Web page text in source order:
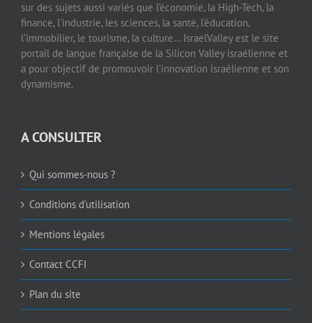
sur des sujets aussi variés que l’économie, la High-Tech, la
finance, l’industrie, les sciences, la santé, l’éducation,
l’immobilier, le tourisme, la culture… IsraelValley est le site
portail de langue française de la Silicon Valley israélienne et
a pour objectif de promouvoir l’innovation israélienne et son
dynamisme.
A CONSULTER
Qui sommes-nous ?
Conditions d’utilisation
Mentions légales
Contact CCFI
Plan du site